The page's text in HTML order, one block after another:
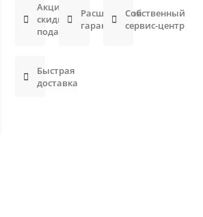
Акции,
скидки,
подарки
Расширенная
гарантия
Собственный
сервис-центр
Быстрая
доставка